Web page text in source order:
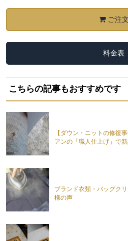
ご注文
料金表
こちらの記事もおすすめです
【ダウン・ニットの修復
アンの「職人仕上げ」で
ブランド衣類・バッグク
様の声